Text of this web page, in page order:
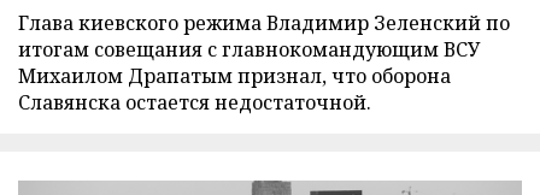
Глава киевского режима Владимир Зеленский по
итогам совещания с главнокомандующим ВСУ
Михаилом Драпатым признал, что оборона
Славянска остается недостаточной.